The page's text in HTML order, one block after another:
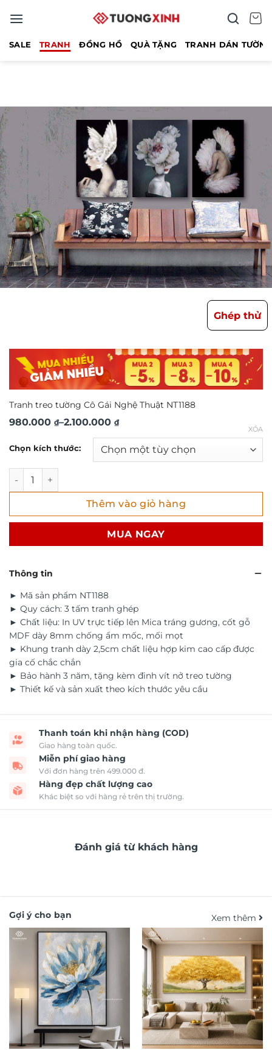
qua
SALE TRANH ĐỒNG HỒ QUÀ TẶNG TRANH DÁN
Ghép thử
Tranh treo tường Cô Gái Nghệ Thuật NT1188
980.000 ₫–2.100.000 ₫
Khoảng
980.000 ₫
đến
2.100.000 ₫
Chọn kích thước:
XÓA
Tranh treo tường Cô Gái Nghệ Thuật NT1188 số lượng
Thêm vào giỏ hàng
MUA NGAY
Thông tin
► Mã sản phẩm NT1188
► Quy cách: 3 tấm tranh ghép
► Chất liệu: In UV trực tiếp lên Mica tráng gương, cốt gỗ
MDF dày 8mm chống ẩm mốc, mối mọt
► Khung tranh dày 2,5cm chất liệu hợp kim cao cấp được
gia cố chắc chắn
► Bảo hành 3 năm, tặng kèm đinh vít nở treo tường
► Thiết kế và sản xuất theo kích thước yêu cầu
Thanh toán khi nhận hàng (COD)
Giao hàng toàn quốc.
Miễn phí giao hàng
Với đơn hàng trên 499.000 đ.
Hàng đẹp chất lượng cao
Khác biệt so với hàng rẻ trên thị trường.
Đánh giá từ khách hàng
Gợi ý cho bạn Xem thêm